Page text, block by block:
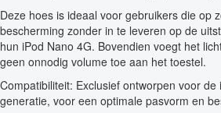
Deze hoes is ideaal voor gebruikers die op
bescherming zonder in te leveren op de
hun iPod Nano 4G. Bovendien voegt het
geen onnodig volume toe aan het toestel.
Compatibiliteit: Exclusief ontworpen voor
generatie, voor een optimale pasvorm en